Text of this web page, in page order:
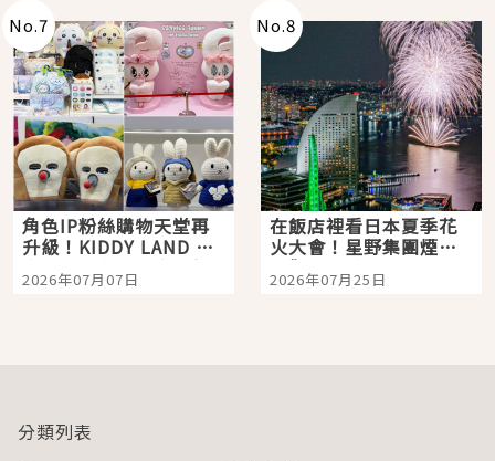
No.7
角色IP粉絲購物天堂再
升級！KIDDY LAND 原
宿店吉伊卡哇迎客，新
開幕 OMOKADO 店3分
2026年07月07日
No.8
在飯店裡看日本夏季花
火大會！星野集團煙火
景觀飯店6選，讓你不用
人擠人悠閒欣賞
2026年07月25日
分類列表